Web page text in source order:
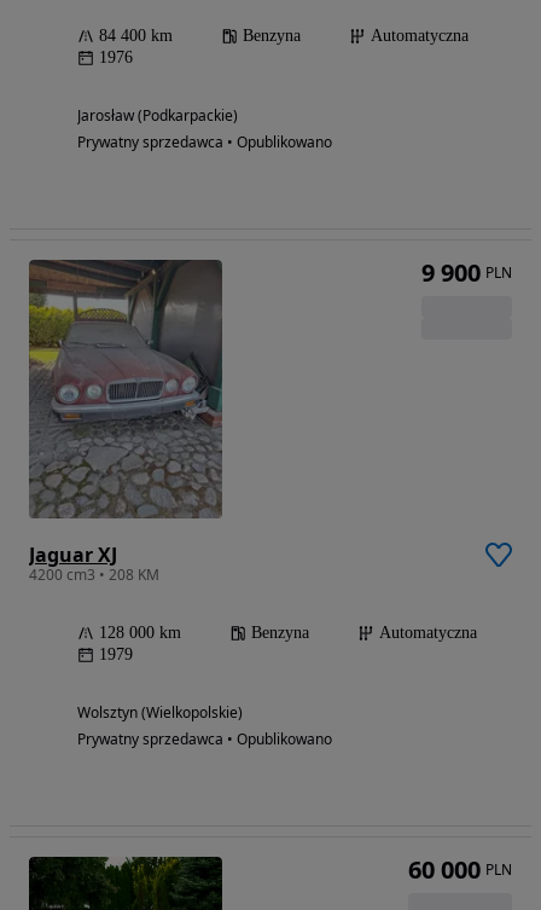
84 400 km Benzyna
Automatyczna
1976
Jarosław (Podkarpackie)
Prywatny sprzedawca • Opublikowano
Jaguar XJ
4200 cm3 • 208 KM
128 000 km Benzyna
Automatyczna
1979
Wolsztyn (Wielkopolskie)
Prywatny sprzedawca • Opublikowano
9 900 PLN
60 000 PLN